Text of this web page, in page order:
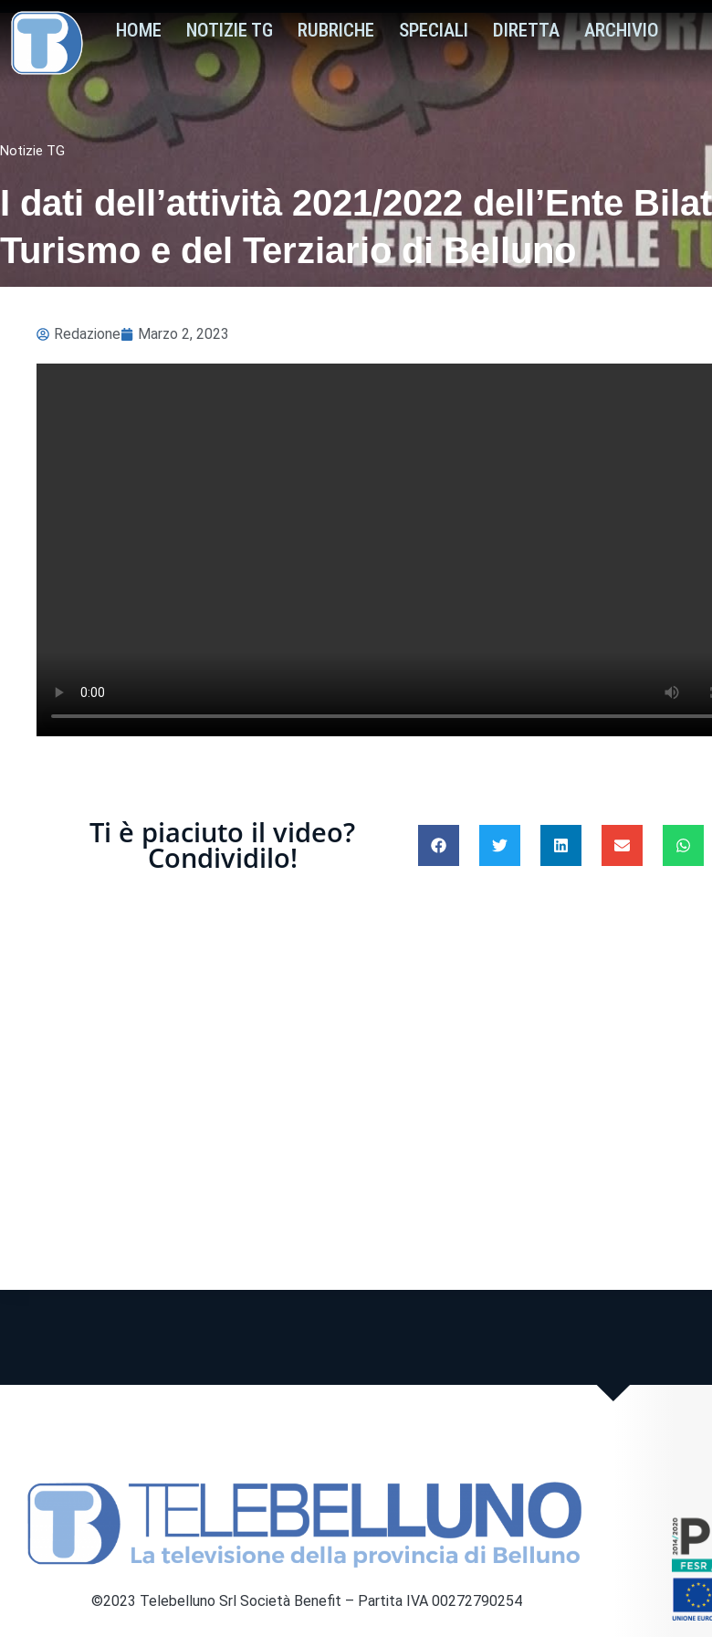
HOME NOTIZIE TG RUBRICHE SPECIALI DIRETTA ARCHIVIO
Notizie TG
I dati dell’attività 2021/2022 dell’Ente
Turismo e del Terziario di Belluno
Redazione Marzo 2, 2023
Ti è piaciuto il video?
Condividilo!
©2023 Telebelluno Srl Società Benefit – Partita IVA 00272790254